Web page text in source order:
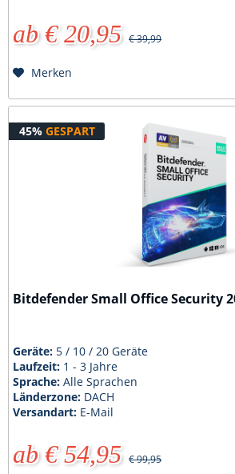
ab € 20,95 € 39,99
Merken
45% GESPART
Bitdefender Small Office Security
Geräte: 5 / 10 / 20 Geräte
Laufzeit: 1 - 3 Jahre
Sprache:Alle Sprachen
Länderzone: DACH
Versandart: E-Mail
ab € 54,95 € 99,95